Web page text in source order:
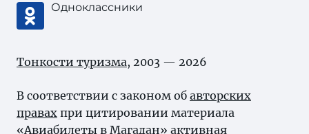
Одноклассники
Тонкости туризма, 2003 — 2026
В соответствии с законом об авторских
правах при цитировании материала
«Авиабилеты в Магадан» активная